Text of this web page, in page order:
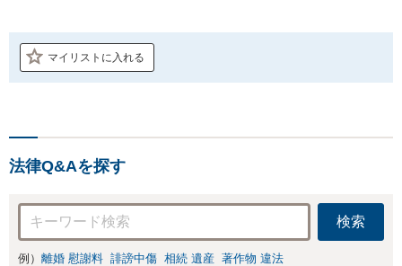
マイリストに入れる
法律Q&Aを探す
検索
例） 離婚 慰謝料 誹謗中傷 相続 遺産 著作物 違法